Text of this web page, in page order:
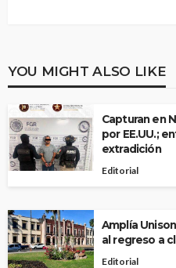
YOU MIGHT ALSO LIKE
Capturan en
por EE.UU.;
extradición
Editorial
Amplía
al regreso a
Editorial